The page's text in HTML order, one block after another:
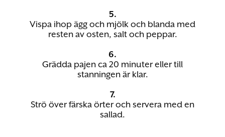
5.
Vispa ihop ägg och mjölk och blanda med
resten av osten, salt och peppar.
6.
Grädda pajen ca 20 minuter eller till
stanningen är klar.
7.
Strö över färska örter och servera med en
sallad.